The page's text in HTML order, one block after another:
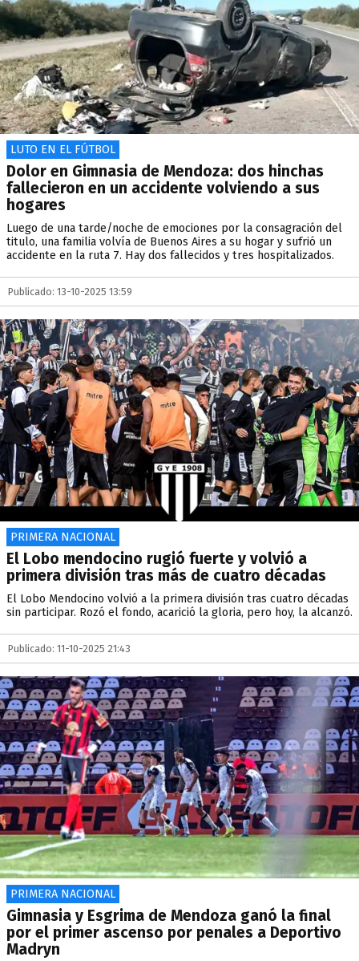
LUTO EN EL FÚTBOL
Dolor en Gimnasia de Mendoza: dos hinchas
fallecieron en un accidente volviendo a sus
hogares
Luego de una tarde/noche de emociones por la consagración del
titulo, una familia volvía de Buenos Aires a su hogar y sufrió un
accidente en la ruta 7. Hay dos fallecidos y tres hospitalizados.
Publicado: 13-10-2025 13:59
PRIMERA NACIONAL
El Lobo mendocino rugió fuerte y volvió a
primera división tras más de cuatro décadas
El Lobo Mendocino volvió a la primera división tras cuatro décadas
sin participar. Rozó el fondo, acarició la gloria, pero hoy, la alcanzó.
Publicado: 11-10-2025 21:43
PRIMERA NACIONAL
Gimnasia y Esgrima de Mendoza ganó la final
por el primer ascenso por penales a Deportivo
Madryn